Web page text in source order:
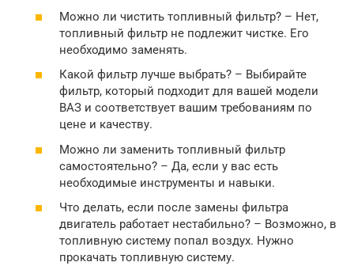
Можно ли чистить топливный фильтр? – Нет,
топливный фильтр не подлежит чистке. Его
необходимо заменять.
Какой фильтр лучше выбрать? – Выбирайте
фильтр, который подходит для вашей модели
ВАЗ и соответствует вашим требованиям по
цене и качеству.
Можно ли заменить топливный фильтр
самостоятельно? – Да, если у вас есть
необходимые инструменты и навыки.
Что делать, если после замены фильтра
двигатель работает нестабильно? – Возможно, в
топливную систему попал воздух. Нужно
прокачать топливную систему.